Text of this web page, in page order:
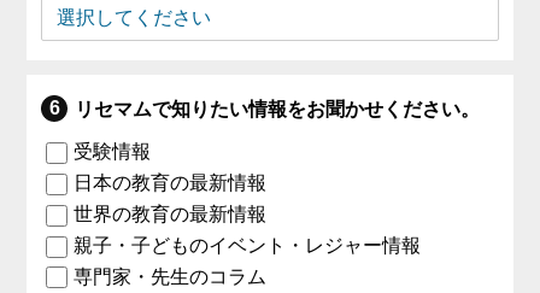
リセマムで知りたい情報をお聞かせください。
受験情報
日本の教育の最新情報
世界の教育の最新情報
親子・子どものイベント・レジャー情報
専門家・先生のコラム